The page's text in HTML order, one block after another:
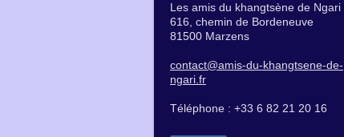
Les amis du khangtsène de Ngari
616, chemin de Bordeneuve
81500 Marzens
contact@amis-du-khangtsene-de-
ngari.fr
Téléphone : +33 6 82 21 20 16